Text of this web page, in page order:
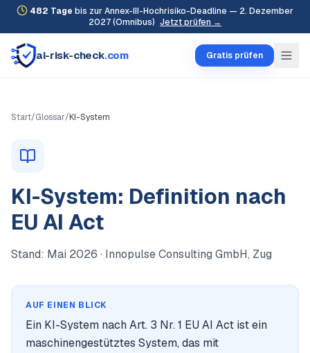
482 Tage bis zur Annex-III-Hochrisiko-Deadline — 2. Dezember
2027 (Omnibus) Jetzt prüfen →
ai-risk-check.com Gratis prüfen
Start/Glossar/KI-System
KI-System: Definition nach
EU AI Act
Stand: Mai 2026 · Innopulse Consulting GmbH, Zug
AUF EINEN BLICK
Ein KI-System nach Art. 3 Nr. 1 EU AI Act ist ein
maschinengestütztes System, das mit